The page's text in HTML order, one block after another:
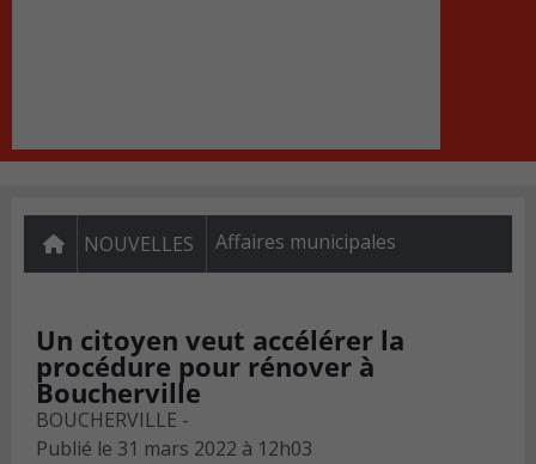
NOUVELLES Affaires municipales
Un citoyen veut accélérer la
procédure pour rénover à
Boucherville
BOUCHERVILLE -
Publié le 31 mars 2022 à 12h03